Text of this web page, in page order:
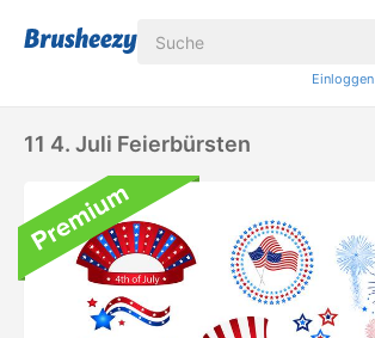
Einloggen
11 4. Juli Feierbürsten